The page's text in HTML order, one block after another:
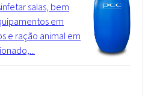
salas, bem
em
e ração animal em